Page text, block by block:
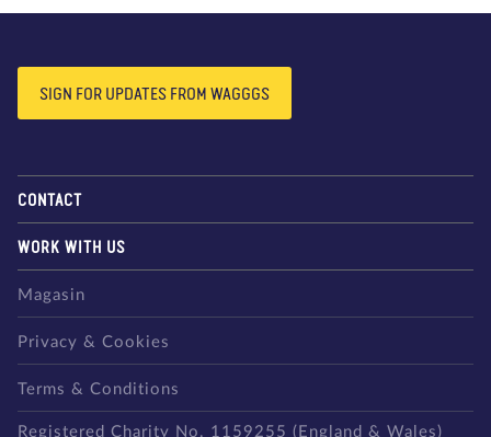
SIGN FOR UPDATES FROM WAGGGS
CONTACT
WORK WITH US
Magasin
Privacy & Cookies
Terms & Conditions
Registered Charity No. 1159255 (England & Wales)